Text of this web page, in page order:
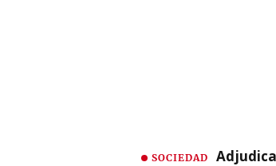
SOCIEDAD